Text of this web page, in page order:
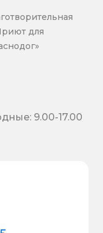
для
9.00-17.00